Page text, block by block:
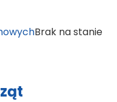
Brak na stanie